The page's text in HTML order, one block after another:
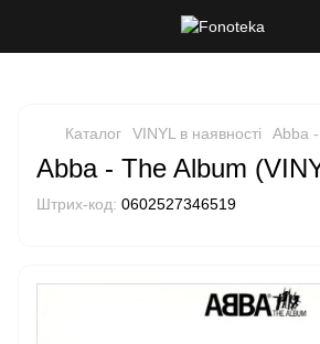
Каталог VINYL в наявності Abba
Abba - The Album
Штрих-код: 0602527346519